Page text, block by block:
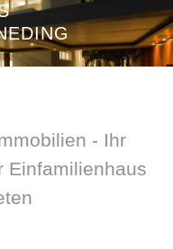
- Ihr
Einfamilienhaus